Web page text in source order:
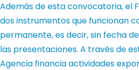
Además de esta convocatoria, el
dos instrumentos que funcionan
permanente, es decir, sin fecha
las presentaciones. A través de
Agencia financia actividades